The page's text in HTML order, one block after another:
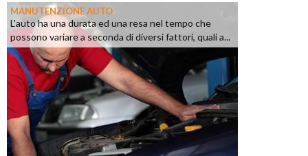
MANUTENZIONE AUTO
L'auto ha una durata ed una resa nel tempo che
possono variare a seconda di diversi fattori, quali a...